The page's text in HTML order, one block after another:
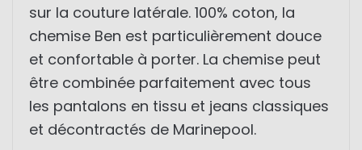
sur la couture latérale. 100% coton, la
chemise Ben est particulièrement douce
et confortable à porter. La chemise peut
être combinée parfaitement avec tous
les pantalons en tissu et jeans classiques
et décontractés de Marinepool.